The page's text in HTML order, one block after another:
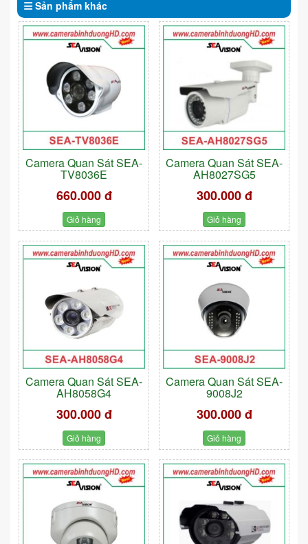
Sản phẩm khác
Camera Quan Sát SEA-
TV8036E
660.000 đ
Giỏ hàng
Camera Quan Sát SEA-
AH8027SG5
300.000 đ
Giỏ hàng
Camera Quan Sát SEA-
AH8058G4
300.000 đ
Giỏ hàng
Camera Quan Sát SEA-
9008J2
300.000 đ
Giỏ hàng